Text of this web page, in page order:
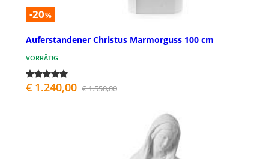
-20%
Auferstandener Christus Marmorguss 100 cm
VORRÄTIG
€ 1.240,00 € 1.550,00